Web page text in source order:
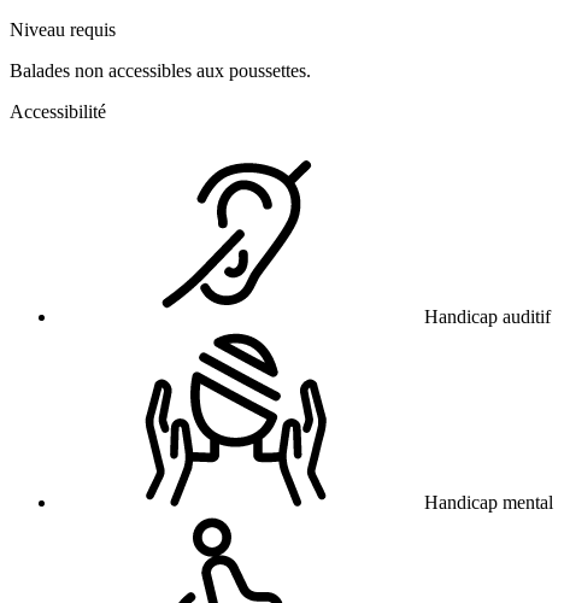
Niveau requis
Balades non accessibles aux poussettes.
Accessibilité
Handicap auditif
Handicap mental